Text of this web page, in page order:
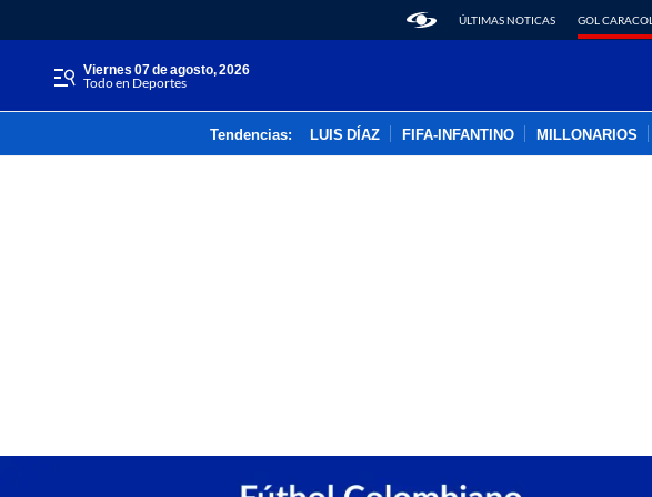
ÚLTIMAS NOTICAS GOL CARACOL
viernes 07 de agosto, 2026
Todo en Deportes
Tendencias: LUIS DÍAZ FIFA-INFANTINO MILLONARIOS